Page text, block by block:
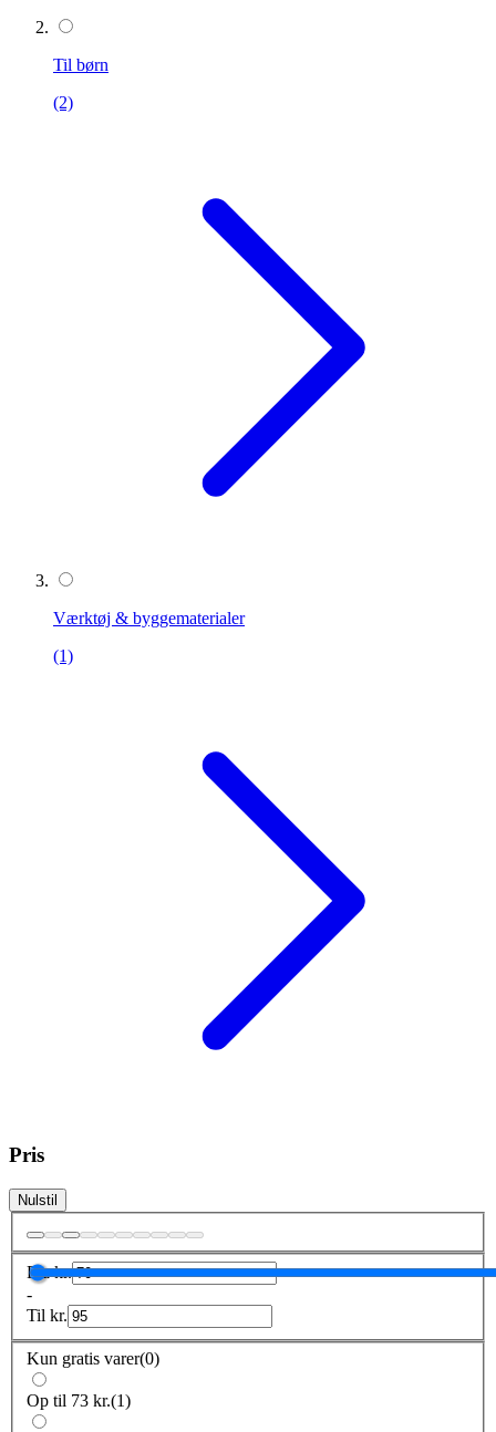
Til børn
(2)
Værktøj & byggematerialer
(1)
Pris
Nulstil
Frakr.
-
Til kr.
Kun gratis varer(0)
Op til 73 kr.(1)